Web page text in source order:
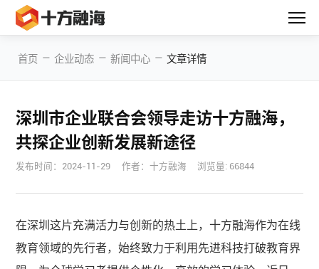
首页 — 企业动态 — 新闻中心 — 文章详情
深圳市企业联合会领导走访十方融海，
共探企业创新发展新途径
发布时间： 2024-11-29 作者：十方融海 浏览量: 66844
在深圳这片充满活力与创新的热土上，十方融海作为在线
教育领域的先行者，始终致力于利用先进科技打破教育界